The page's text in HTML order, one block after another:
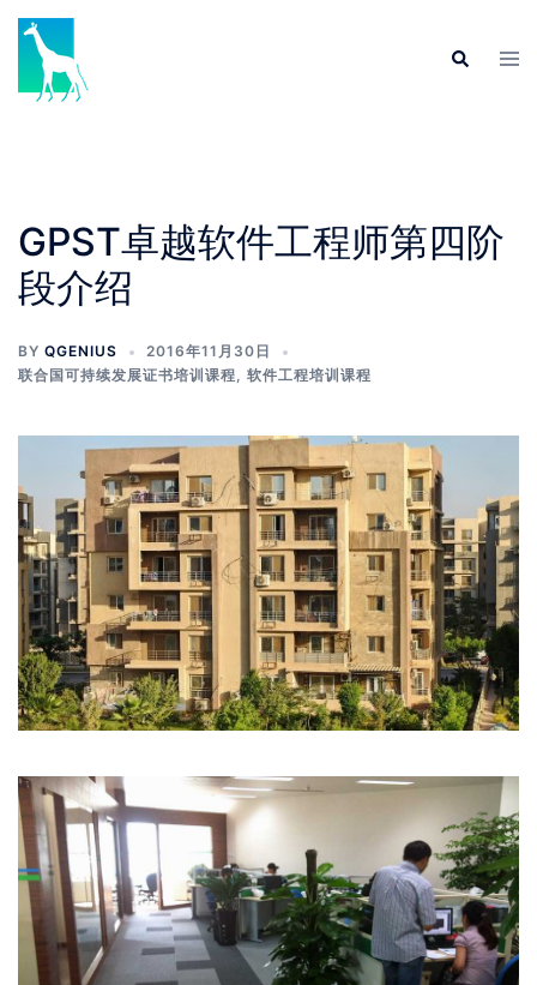
Skip
content
Search
GPST卓越软件工程师第四阶
段介绍
BY QGENIUS
2016年11月30日
联合国可持续发展证书培训课程, 软件工程培训课程